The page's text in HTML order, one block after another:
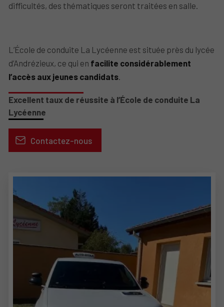
difficultés, des thématiques seront traitées en salle.
L’École de conduite La Lycéenne est située près du lycée
d’Andrézieux, ce qui en facilite considérablement
l’accès aux jeunes candidats
Excellent taux de réussite à l’École de conduite La
Lycéenne
Contactez-nous